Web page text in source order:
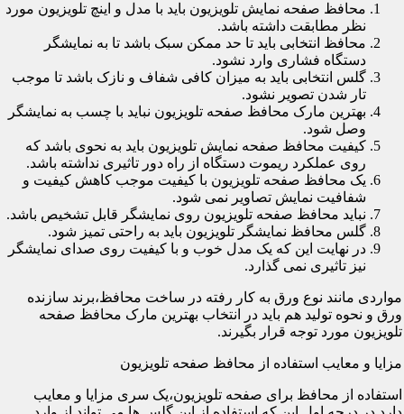
محافظ صفحه نمایش تلویزیون باید با مدل و اینچ تلویزیون مورد
نظر مطابقت داشته باشد.
محافظ انتخابی باید تا حد ممکن سبک باشد تا به نمایشگر
دستگاه فشاری وارد نشود.
گلس انتخابی باید به میزان کافی شفاف و نازک باشد تا موجب
تار شدن تصویر نشود.
بهترین مارک محافظ صفحه تلویزیون نباید با چسب به نمایشگر
وصل شود.
کیفیت محافظ صفحه نمایش تلویزیون باید به نحوی باشد که
روی عملکرد ریموت دستگاه از راه دور تاثیری نداشته باشد.
یک محافظ صفحه تلویزیون با کیفیت موجب کاهش کیفیت و
شفافیت نمایش تصاویر نمی شود.
نباید محافظ صفحه تلویزیون روی نمایشگر قابل تشخیص باشد.
گلس محافظ نمایشگر تلویزیون باید به راحتی تمیز شود.
در نهایت این که یک مدل خوب و با کیفیت روی صدای نمایشگر
نیز تاثیری نمی گذارد.
مواردی مانند نوع ورق به کار رفته در ساخت محافظ،برند سازنده
ورق و نحوه تولید هم باید در انتخاب بهترین مارک محافظ صفحه
تلویزیون مورد توجه قرار بگیرند.
مزایا و معایب استفاده از محافظ صفحه تلویزیون
استفاده از محافظ برای صفحه تلویزیون،یک سری مزایا و معایب